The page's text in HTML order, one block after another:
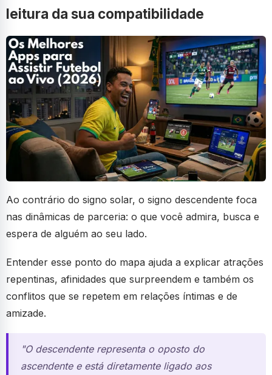
leitura da sua compatibilidade
Ao contrário do signo solar, o signo descendente foca
nas dinâmicas de parceria: o que você admira, busca e
espera de alguém ao seu lado.
Entender esse ponto do mapa ajuda a explicar atrações
repentinas, afinidades que surpreendem e também os
conflitos que se repetem em relações íntimas e de
amizade.
"O descendente representa o oposto do
ascendente e está diretamente ligado aos